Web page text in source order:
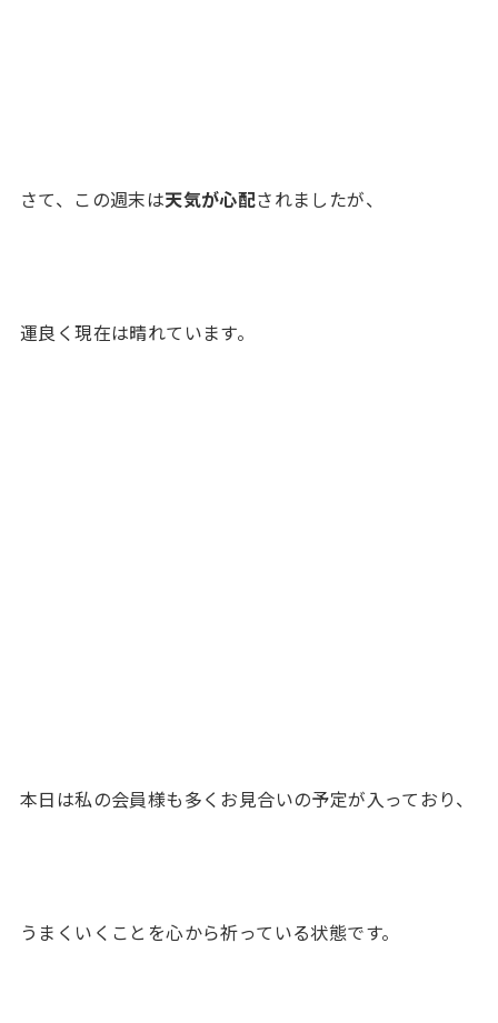
さて、この週末は天気が心配されましたが、
運良く現在は晴れています。
本日は私の会員様も多くお見合いの予定が入っており、
うまくいくことを心から祈っている状態です。